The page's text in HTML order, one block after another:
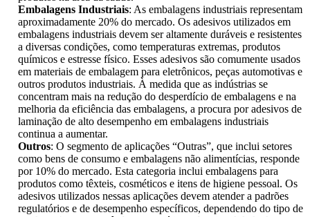
Embalagens Industriais: As embalagens industriais representam
aproximadamente 20% do mercado. Os adesivos utilizados em
embalagens industriais devem ser altamente duráveis ​​e resistentes
a diversas condições, como temperaturas extremas, produtos
químicos e estresse físico. Esses adesivos são comumente usados ​​
em materiais de embalagem para eletrônicos, peças automotivas e
outros produtos industriais. À medida que as indústrias se
concentram mais na redução do desperdício de embalagens e na
melhoria da eficiência das embalagens, a procura por adesivos de
laminação de alto desempenho em embalagens industriais
continua a aumentar.
Outros: O segmento de aplicações “Outras”, que inclui setores
como bens de consumo e embalagens não alimentícias, responde
por 10% do mercado. Esta categoria inclui embalagens para
produtos como têxteis, cosméticos e itens de higiene pessoal. Os
adesivos utilizados nessas aplicações devem atender a padrões
regulatórios e de desempenho específicos, dependendo do tipo de